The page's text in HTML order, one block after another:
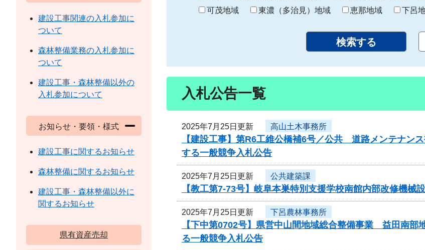
り
り
可茂地域
東濃（多治見）地域 恵那地域 下呂
入札公告一覧
2025年7月25日更新 高山土木事務所
【建設工事】第R6工維公橋補6号／公共 道路メンテナン
する一般競争入札公告
2025年7月25日更新 公共建築課
【教工第7-73号】岐阜本巣特別支援学校南館内部改修機械
2025年7月25日更新 下呂農林事務所
【下中第0702号】県営中山間地域総合整備事業 益田南
る一般競争入札公告
建設工事関連の入札参加に
ついて
森林整備業務の入札参加に
ついて
建設工事・森林整備以外の
入札参加について
お知らせ・要領・様式
建設工事に関するお知らせ
森林整備に関するお知らせ
建設工事・森林整備以外に
関するお知らせ
県有資産売却